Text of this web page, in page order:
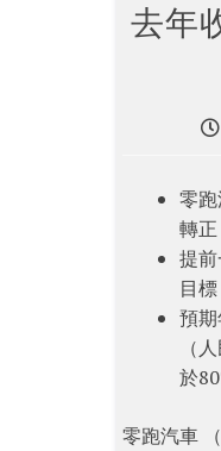
去年
零
轉正
提
目標
預
（
於
零跑汽車